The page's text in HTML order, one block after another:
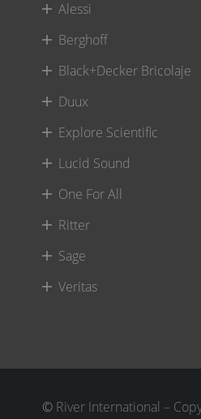
Alessi
Berghoff
Black+Decker Bricolaje
Duux
Explore Scientific
Lucid Sound
One For All
Ritter
Sage
Veritas
© River International –